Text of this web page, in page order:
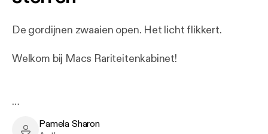
De gordijnen zwaaien open. Het licht flikkert.
Welkom bij Macs Rariteitenkabinet!
fabrieksschoorstenen vecht de albinotweeling Effie
Pamela Sharon